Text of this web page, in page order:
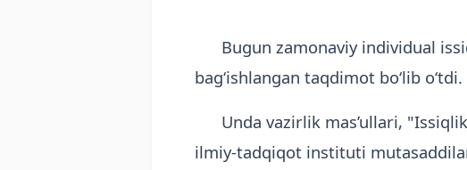
Bugun zamonaviy individual
bag‘ishlangan taqdimot bo‘lib o‘tdi.
Unda vazirlik mas’ullari,
ilmiy-tadqiqot instituti